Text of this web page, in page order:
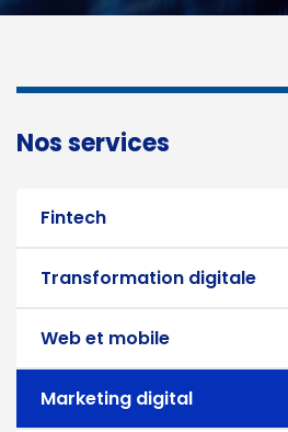
Nos services
Fintech
Transformation digitale
Web et mobile
Marketing digital